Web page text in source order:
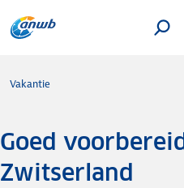
Vakantie
Goed
Zwitserland